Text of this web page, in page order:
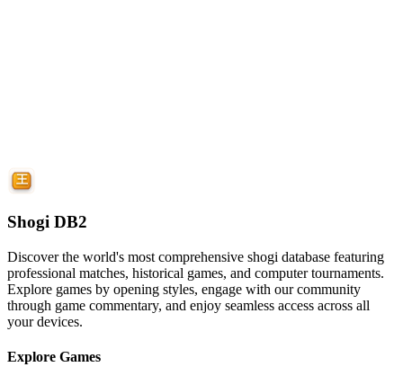
Shogi DB2
Discover the world's most comprehensive shogi database featuring
professional matches, historical games, and computer tournaments.
Explore games by opening styles, engage with our community
through game commentary, and enjoy seamless access across all
your devices.
Explore Games